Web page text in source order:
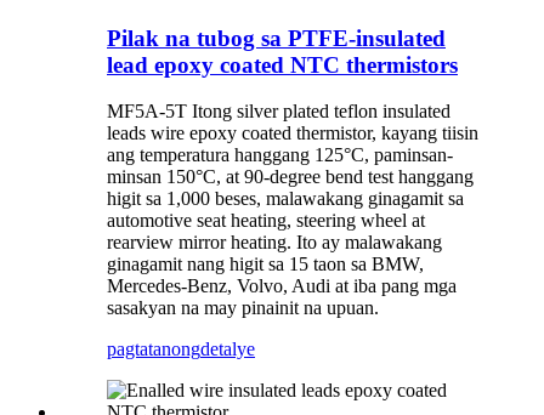
Pilak na tubog sa PTFE-insulated
lead epoxy coated NTC thermistors
MF5A-5T Itong silver plated teflon insulated
leads wire epoxy coated thermistor, kayang tiisin
ang temperatura hanggang 125°C, paminsan-
minsan 150°C, at 90-degree bend test hanggang
higit sa 1,000 beses, malawakang ginagamit sa
automotive seat heating, steering wheel at
rearview mirror heating. Ito ay malawakang
ginagamit nang higit sa 15 taon sa BMW,
Mercedes-Benz, Volvo, Audi at iba pang mga
sasakyan na may pinainit na upuan.
pagtatanongdetalye